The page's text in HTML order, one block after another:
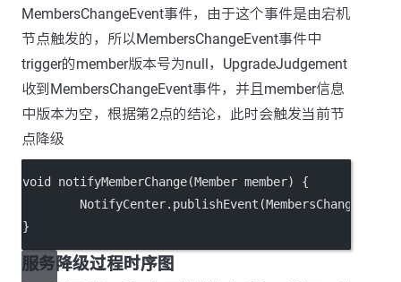
MembersChangeEvent事件，由于这个事件是由宕机
节点触发的，所以MembersChangeEvent事件中
trigger的member版本号为null，UpgradeJudgement
收到MembersChangeEvent事件，并且member信息
中版本为空，根据第2点的结论，此时会触发当前节
点降级
void notifyMemberChange(Member member) {
}
服务降级过程时序图